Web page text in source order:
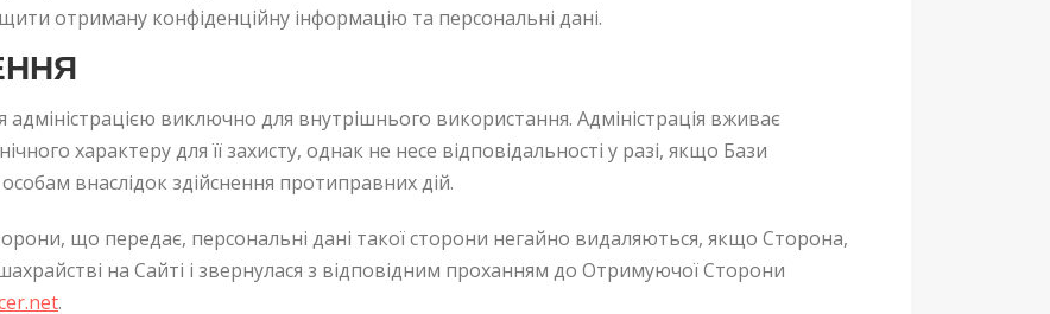
отриману конфіденційну інформацію та персональні дані.
адміністрацією виключно для внутрішнього використання. Адміністрація вживає
характеру для її захисту, однак не несе відповідальності у разі, якщо Бази
внаслідок здійснення протиправних дій.
що передає, персональні дані такої сторони негайно видаляються, якщо Сторона,
на Сайті і звернулася з відповідним проханням до Отримуючої Сторони
.